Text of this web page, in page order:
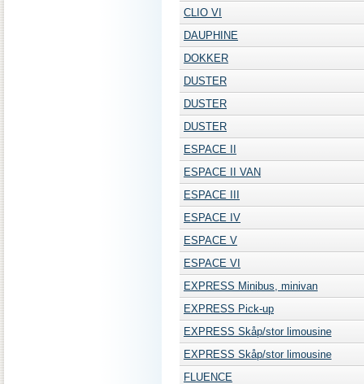
CLIO VI
DAUPHINE
DOKKER
DUSTER
DUSTER
DUSTER
ESPACE II
ESPACE II VAN
ESPACE III
ESPACE IV
ESPACE V
ESPACE VI
EXPRESS Minibus, minivan
EXPRESS Pick-up
EXPRESS Skåp/stor limousine
EXPRESS Skåp/stor limousine
FLUENCE